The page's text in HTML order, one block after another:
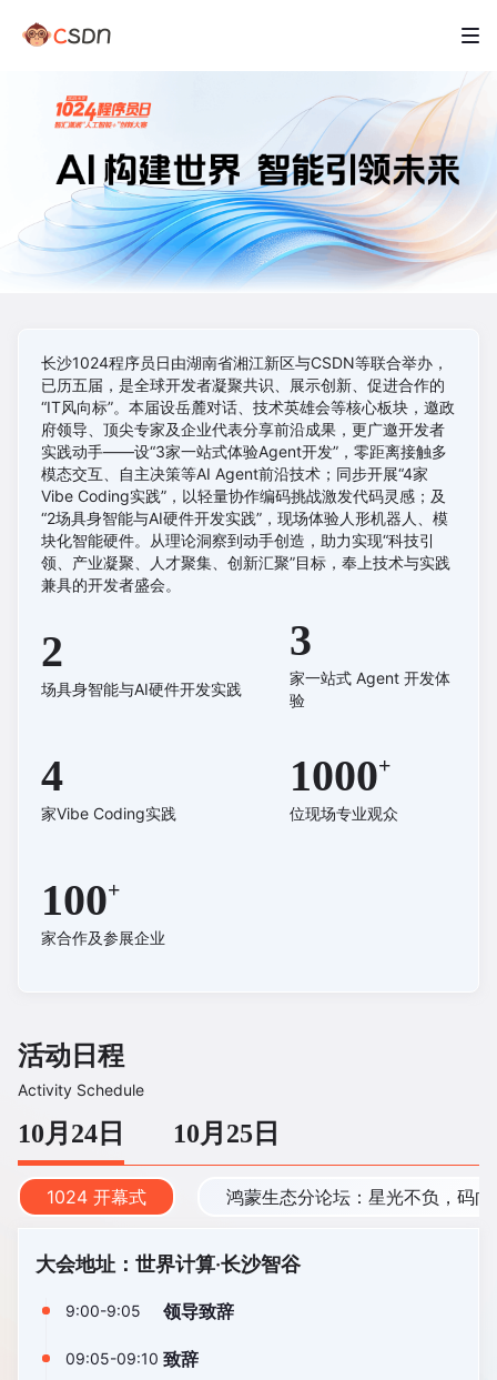
长沙1024程序员日由湖南省湘江新区与CSDN等联合举办，
已历五届，是全球开发者凝聚共识、展示创新、促进合作的
“IT风向标”。本届设岳麓对话、技术英雄会等核心板块，邀政
府领导、顶尖专家及企业代表分享前沿成果，更广邀开发者
实践动手——设“3家一站式体验Agent开发”​，零距离接触多
模态交互、自主决策等AI Agent前沿技术；同步开展“4家
Vibe Coding实践”​，以轻量协作编码挑战激发代码灵感；及
“2场具身智能与AI硬件开发实践”，现场体验人形机器人、模
块化智能硬件。从理论洞察到动手创造，助力实现“科技引
领、产业凝聚、人才聚集、创新汇聚”目标，奉上技术与实践
兼具的开发者盛会。
2
场具身智能与AI硬件开发实践
3
家一站式 Agent 开发体
验
4
家Vibe Coding实践
1000
位现场专业观众
100
家合作及参展企业
活动日程
Activity Schedule
10月24日 10月25日
1024 开幕式 鸿蒙生态分论坛：星光不负，码向
大会地址：世界计算·长沙智谷
9:00-9:05 领导致辞
09:05-09:10 致辞